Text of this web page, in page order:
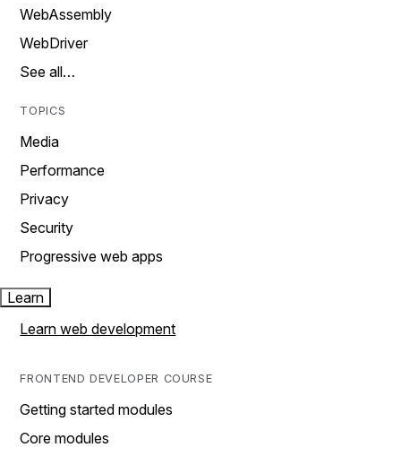
WebAssembly
WebDriver
See all…
TOPICS
Media
Performance
Privacy
Security
Progressive web apps
Learn
Learn web development
FRONTEND DEVELOPER COURSE
Getting started modules
Core modules